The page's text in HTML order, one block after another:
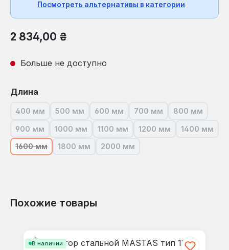
Посмотреть альтернативы в категории
Обычная цена:
2 834,00 ₴
Больше не доступно
Выберите
Длина
400 мм(В настоящее время эта опция недоступна.)
500 мм(В настоящее время эта опция недоступна.)
600 мм(В настоящее время эта опция
700 мм(В настоящее время
800 мм
(В
900 мм(В настоящее время эта опция недоступна.)
1000 мм(В настоящее время эта опция недоступна.)
1100 мм(В настоящее время эта опция
1200 мм(В настоящее время
1400 мм
(В
1600 мм(В настоящее время эта опция недоступна.)
1800 мм(В настоящее время эта опция недоступна.)
2000 мм(В настоящее время эта опция
Похожие товары
В наличии